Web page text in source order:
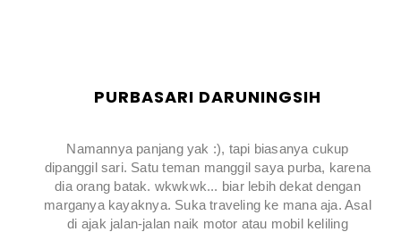
PURBASARI DARUNINGSIH
Namannya panjang yak :), tapi biasanya cukup
dipanggil sari. Satu teman manggil saya purba, karena
dia orang batak. wkwkwk... biar lebih dekat dengan
marganya kayaknya. Suka traveling ke mana aja. Asal
di ajak jalan-jalan naik motor atau mobil keliling